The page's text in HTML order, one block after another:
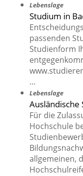
Lebenslage
Studium in
passenden
Studienform
…
Lebenslage
Für die
Hochschule
allgemeinen,